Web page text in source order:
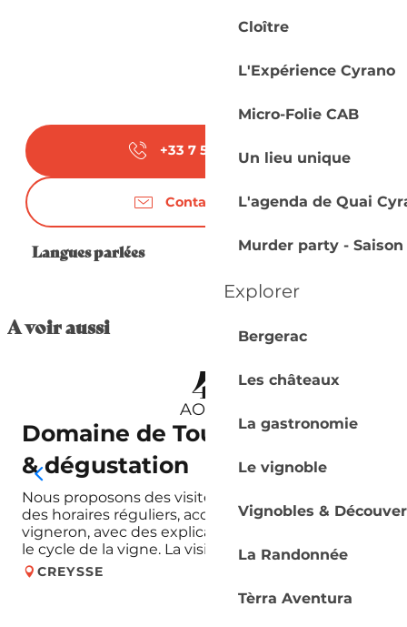
Cloître
L'Expérience Cyrano
Micro-Folie CAB
Un lieu unique
L'agenda de Quai
Murder party - Saison
Explorer
Bergerac
Les châteaux
La gastronomie
Le vignoble
Vignobles &
La Randonnée
Tèrra Aventura
+33 7 50 66 41 ▒▒
Contactez-nous
Langues parlées
Langues parlées
A voir aussi
4
AOÛT
Domaine de Toutifaut | Visite
& dégustation
Nous proposons des visites guidées des vignes à
des horaires réguliers, accompagnées par le
vigneron, avec des explications sur notre travail et
le cycle de la vigne. La visite...
CREYSSE